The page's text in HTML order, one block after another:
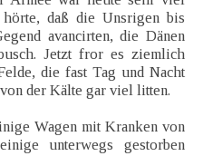
daß die Unsrigen bis
avancirten, die Dänen
Jetzt fror es ziemlich
die fast Tag und Nacht
der Kälte gar viel litten.
Wagen mit Kranken von
unterwegs gestorben